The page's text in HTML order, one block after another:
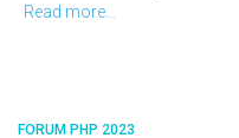
Read more…
FORUM PHP 2023